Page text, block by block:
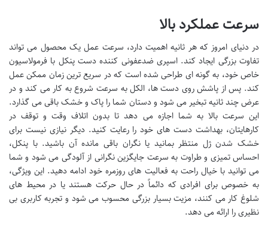
سرعت عملکرد بالا
در دنیای امروز که هر ثانیه اهمیت دارد، سرعت عمل یک محصول می تواند
تفاوت بزرگی ایجاد کند. اسپری ضدعفونی کننده دست پنکل با فرمولاسیون
خاص خود، به گونه ای طراحی شده است که در سریع ترین زمان ممکن عمل
کند. پس از پاشش روی دست ها، الکل به سرعت شروع به کار می کند و در
عرض چند ثانیه تبخیر می شود و دستان شما را پاک و خشک باقی می گذارد.
این سرعت بالا به شما اجازه می دهد تا بدون اتلاف وقت و توقف در
کارهایتان، بهداشت دست های خود را رعایت کنید. دیگر نیازی نیست برای
خشک شدن ژل منتظر بمانید یا نگران باقی مانده آن باشید. با پنکل،
احساس تمیزی و طراوت به سرعت جایگزین نگرانی از آلودگی می شود و شما
می توانید با خیال راحت به فعالیت های روزمره خود ادامه دهید. این ویژگی،
به خصوص برای افرادی که دائماً در حال حرکت هستند یا در محیط های
شلوغ کار می کنند، مزیت بسیار بزرگی محسوب می شود و تجربه کاربری بی
نظیری را ارائه می دهد.